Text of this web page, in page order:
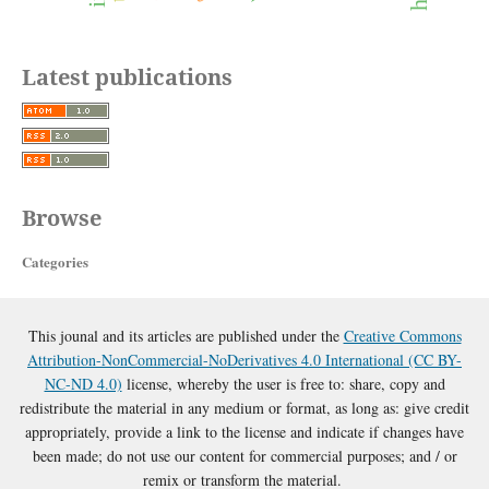
Latest publications
Browse
Categories
This jounal and its articles are published under the Creative Commons
Attribution-NonCommercial-NoDerivatives 4.0 International (CC BY-
NC-ND 4.0) license, whereby the user is free to: share, copy and
redistribute the material in any medium or format, as long as: give credit
appropriately, provide a link to the license and indicate if changes have
been made; do not use our content for commercial purposes; and / or
remix or transform the material.